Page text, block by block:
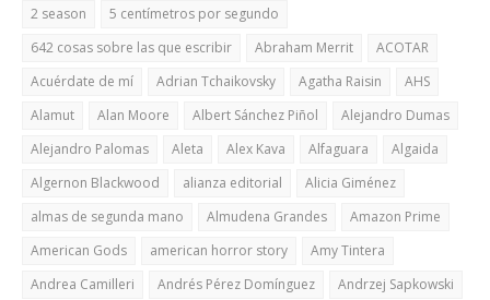
2 season
5 centímetros por segundo
642 cosas sobre las que escribir
Abraham Merrit
ACOTAR
Acuérdate de mí
Adrian Tchaikovsky Agatha Raisin
AHS
Alamut
Alan Moore Albert Sánchez Piñol
Alejandro Dumas
Alejandro Palomas
Aleta Alex Kava Alfaguara
Algaida
Algernon Blackwood
alianza editorial
Alicia Giménez
almas de segunda mano
Almudena Grandes
Amazon Prime
American Gods
american horror story
Amy Tintera
Andrea Camilleri
Andrés Pérez Domínguez
Andrzej Sapkowski